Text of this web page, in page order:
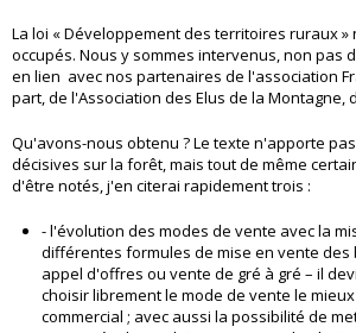
La loi « Développement des territoires ruraux »
occupés. Nous y sommes intervenus, non pas
en lien avec nos partenaires de l'association
part, de l'Association des Elus de la Montagne,
Qu'avons-nous obtenu ? Le texte n'apporte
décisives sur la forêt, mais tout de même
d'être notés, j'en citerai rapidement trois :
- l'évolution des modes de vente avec la
différentes formules de mise en vente des
appel d'offres ou vente de gré à gré – il
choisir librement le mode de vente le
commercial ; avec aussi la possibilité de